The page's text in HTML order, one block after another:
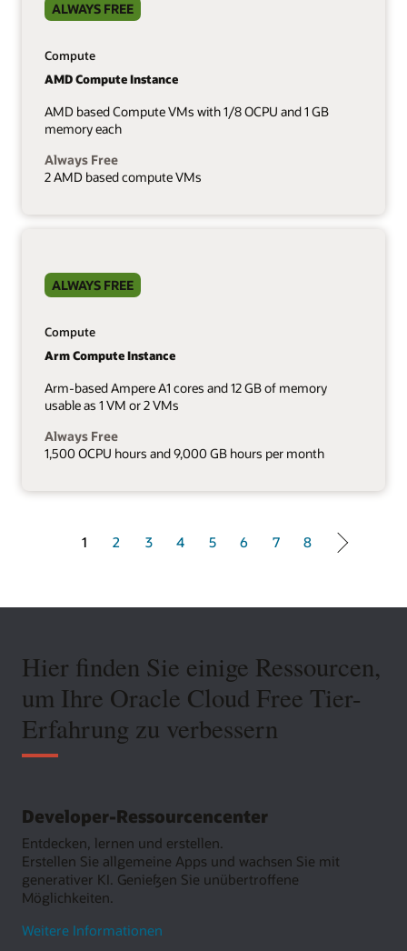
ALWAYS FREE
Compute
AMD Compute Instance
AMD based Compute VMs with 1/8 OCPU and 1 GB
memory each
Always Free
2 AMD based compute VMs
ALWAYS FREE
Compute
Arm Compute Instance
Arm-based Ampere A1 cores and 12 GB of memory
usable as 1 VM or 2 VMs
Always Free
1,500 OCPU hours and 9,000 GB hours per month
1
2 3 4 5 6 7 8
Hier finden Sie einige Ressourcen,
um Ihre Oracle Cloud Free Tier-
Erfahrung zu verbessern
Developer-Ressourcencenter
Entdecken, lernen und erstellen.
Erstellen Sie allgemeine Apps und wachsen Sie mit
generativer KI. Genießen Sie unübertroffene
Möglichkeiten.
Weitere Informationen